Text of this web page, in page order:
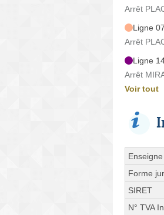
Arrêt
Ligne
Arrêt
Ligne
Arrêt
Voir tout
Enseigne
Forme
SIRET
N° TVA